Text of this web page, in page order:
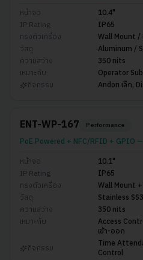
หน้าจอ
10.4"
IP Rating
IP65
ทรงตัวเครื่อง
Wall Mount /
วัสดุ
Aluminum /
ความสว่าง
350 nits
เหมาะกับ
Operator
กิจกรรม
Andon เล็ก,
ENT-WP-167 Performance
PoE Powered + NFC/RFID + GPIO
หน้าจอ
10.1"
IP Rating
IP65
ทรงตัวเครื่อง
Wall Mount
วัสดุ
Stainless
ความสว่าง
350 nits
เหมาะกับ
Access
เข้า-ออก
กิจกรรม
Time
Control